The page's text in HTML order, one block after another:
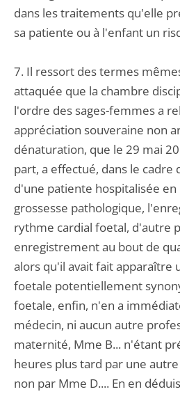
dans les traitements qu'elle
sa patiente ou à l'enfant un
7. Il ressort des termes
attaquée que la chambre
l'ordre des sages-femmes a
appréciation souveraine non
dénaturation, que le 29 mai
part, a effectué, dans le cadre
d'une patiente hospitalisée
grossesse pathologique,
rythme cardial foetal, d'autre
enregistrement au bout de
alors qu'il avait fait apparaître
foetale potentiellement
foetale, enfin, n'en a
médecin, ni aucun autre
maternité, Mme B... n'étant
heures plus tard par une
non par Mme D.... En en